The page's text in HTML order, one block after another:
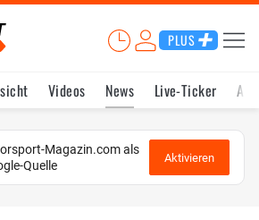
PLUS
Videos News Live-Ticker
Magazin.com als
Quelle
Aktivieren